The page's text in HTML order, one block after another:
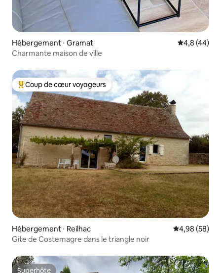
Hébergement ⋅ Gramat Évaluation
4,8 (44)
Charmante maison de ville
Coups de cœur voyageurs les plus appréciés
Coup de cœur voyageurs
Hébergement ⋅ Reilhac Évaluation
4,98 (58)
Gite de Costemagre dans le triangle noir
Superhôte